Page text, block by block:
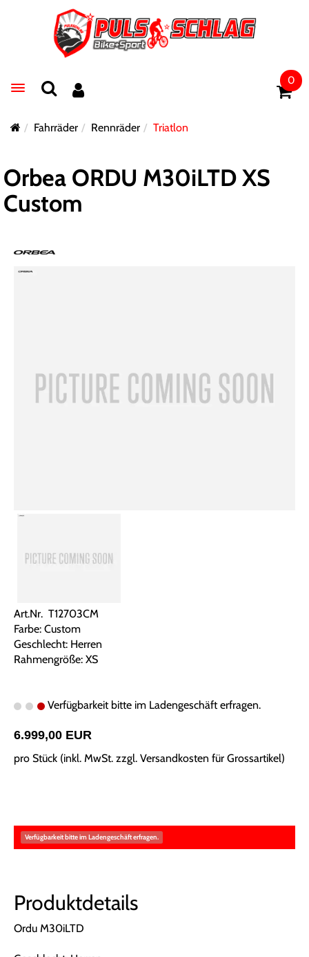
Toggle navigation
0
Fahrräder Rennräder Triatlon
Orbea ORDU M30iLTD XS
Custom
Art.Nr. T12703CM
Farbe: Custom
Geschlecht: Herren
Rahmengröße: XS
Verfügbarkeit bitte im Ladengeschäft erfragen.
6.999,00 EUR
pro Stück (inkl. MwSt. zzgl. Versandkosten für Grossartikel)
Verfügbarkeit bitte im Ladengeschäft erfragen.
Produktdetails
Ordu M30iLTD